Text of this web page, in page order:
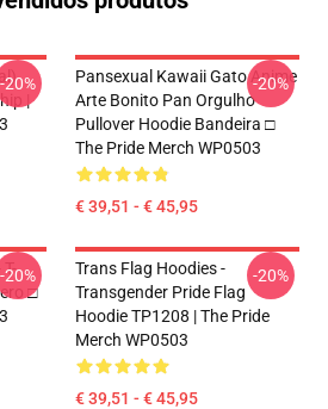
|
-20%
Pansexual Kawaii Gato Anime
Arte Bonito Pan Orgulho
Pullover Hoodie Bandeira □
The Pride Merch WP0503
€ 39,51 - € 45,95
-20%
□
-20%
Trans Flag Hoodies -
Transgender Pride Flag
Hoodie TP1208 | The Pride
Merch WP0503
€ 39,51 - € 45,95
-20%